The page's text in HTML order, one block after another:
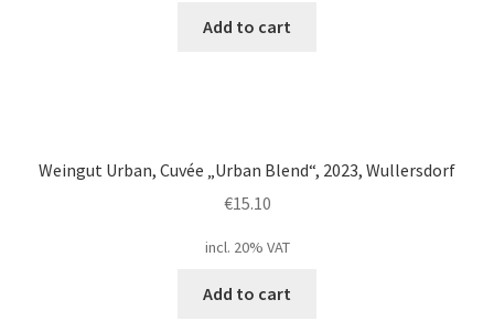
Add to cart
Weingut Urban, Cuvée „Urban Blend“, 2023, Wullersdorf
€15.10
incl. 20% VAT
Add to cart